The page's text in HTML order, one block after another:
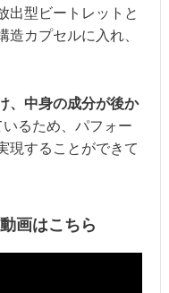
出型ビートレットと
造カプセルに入れ、
、中身の成分が後か
いるため、パフォー
現することができて
画はこちら